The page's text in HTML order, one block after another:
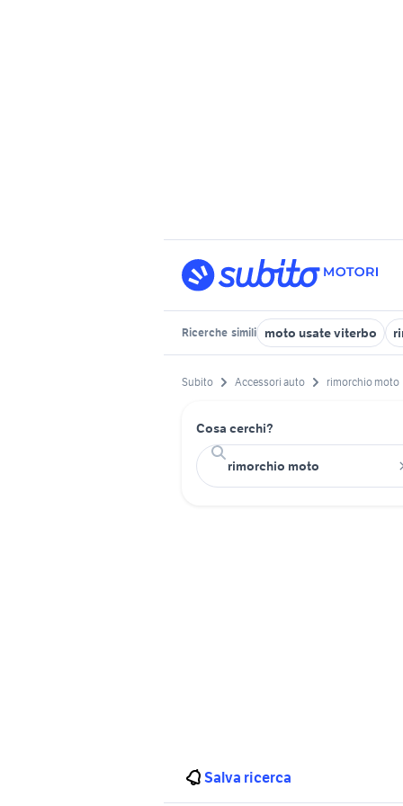
Ricerche simili moto usate viterbo
Subito Accessori auto rimorchio moto
Cosa cerchi?
Salva ricerca